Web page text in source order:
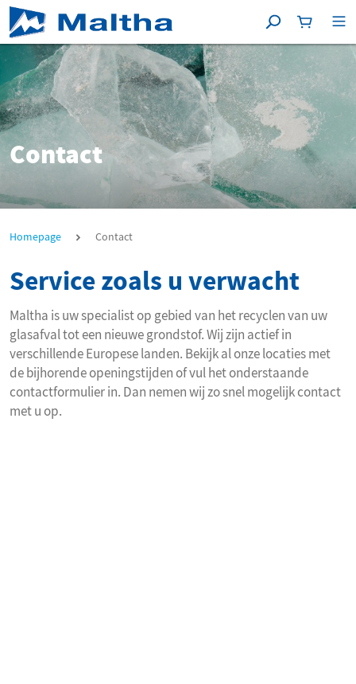
Contact
Homepage Contact
Contact
Service zoals u verwacht
Maltha is uw specialist op gebied van het recyclen van uw
glasafval tot een nieuwe grondstof. Wij zijn actief in
verschillende Europese landen. Bekijk al onze locaties met
de bijhorende openingstijden of vul het onderstaande
contactformulier in. Dan nemen wij zo snel mogelijk contact
met u op.